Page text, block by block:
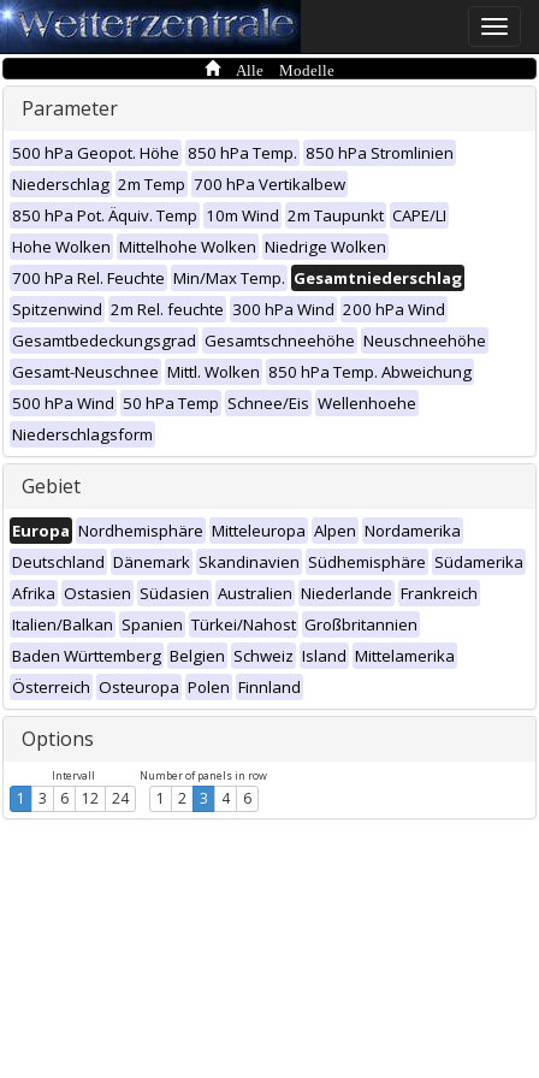
Toggle
Alle Modelle
Parameter
500 hPa Geopot. Höhe 850 hPa Temp. 850 hPa Stromlinien
Niederschlag 2m Temp 700 hPa Vertikalbew
850 hPa Pot. Äquiv. Temp 10m Wind 2m Taupunkt CAPE/LI
Hohe Wolken Mittelhohe Wolken Niedrige Wolken
700 hPa Rel. Feuchte Min/Max Temp. Gesamtniederschlag
Spitzenwind 2m Rel. feuchte 300 hPa Wind 200 hPa Wind
Gesamtbedeckungsgrad Gesamtschneehöhe Neuschneehöhe
Gesamt-Neuschnee Mittl. Wolken 850 hPa Temp. Abweichung
500 hPa Wind 50 hPa Temp Schnee/Eis Wellenhoehe
Niederschlagsform
Gebiet
Europa Nordhemisphäre Mitteleuropa Alpen Nordamerika
Deutschland Dänemark Skandinavien Südhemisphäre Südamerika
Afrika Ostasien Südasien Australien Niederlande Frankreich
Italien/Balkan Spanien Türkei/Nahost Großbritannien
Baden Württemberg Belgien Schweiz Island Mittelamerika
Österreich Osteuropa Polen Finnland
Options
Intervall
1 3 6 12 24
Number of panels in row
1 2 3 4 6